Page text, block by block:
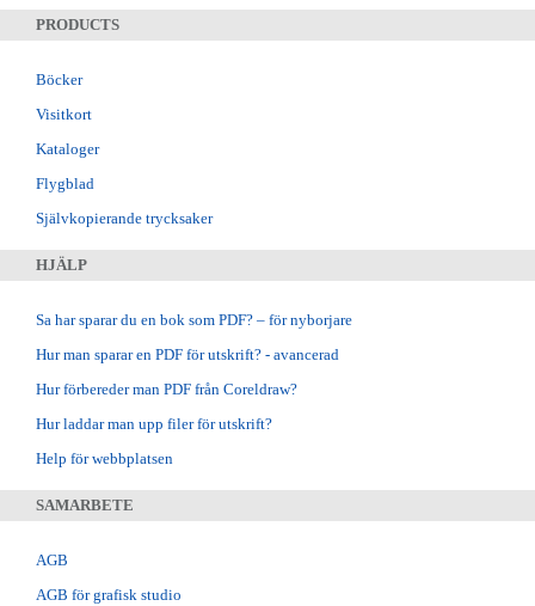
PRODUCTS
Böcker
Visitkort
Kataloger
Flygblad
Självkopierande trycksaker
HJÄLP
Sa har sparar du en bok som PDF? – för nyborjare
Hur man sparar en PDF för utskrift? - avancerad
Hur förbereder man PDF från Coreldraw?
Hur laddar man upp filer för utskrift?
Help för webbplatsen
SAMARBETE
AGB
AGB för grafisk studio